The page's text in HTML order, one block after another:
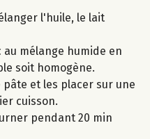
l'huile, le lait
au mélange humide en
soit homogène.
pâte et les placer sur une
cuisson.
pendant 20 min